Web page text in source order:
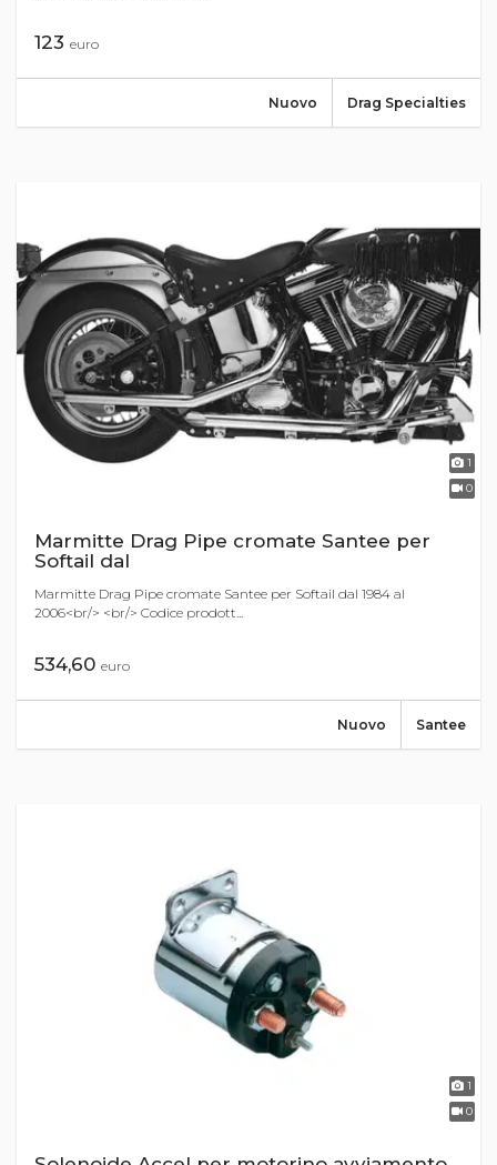
123 euro
Drag Specialties
Nuovo
1
0
Marmitte Drag Pipe cromate Santee per
Softail dal
Marmitte Drag Pipe cromate Santee per Softail dal 1984 al
2006<br/> <br/> Codice prodott...
534,60 euro
Santee
Nuovo
1
0